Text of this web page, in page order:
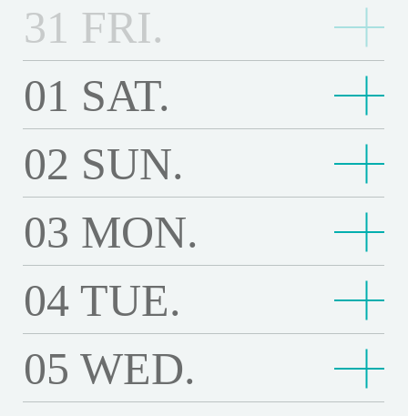
a
n
t
B
e
s
v
s
i
n
）
典
數
位
修
復
e
s
m
p
r
o
r
T
W
d
e
s
h
e
W
o
r
l
d
o
f
L
o
e
之
夏
T
h
e
W
o
n
d
e
r
Third floor
香
巴
拉
物
語
S
m
a
S
t
19:00
Third floor
I
R
I
蜂
蜜
之
夏
T
h
e
W
o
n
d
e
r
蜂蜜之夏 The Wonders
16:50
Third floor
入
侵
腦
細
胞
4
復
e
19:20
Third floor
蜂
蜜
夏
T
e
W
o
n
d
e
r
s
蜂蜜之夏 The Wonders
14:00
香
巴
拉
物
語
S
h
a
m
b
h
a
香巴拉物語 Shambhala Story
16:30
Third floor
雁
之
寺
4
K
修
h
n）
19:00
31 FRI.
這
年
天
，
之
尋
謎
R
o
m
e
r
i
這年夏天，愛之尋謎 Romeria
14:00
蜂
蜜
之
夏
T
h
e
W
o
n
d
蜂蜜之夏 The Wonders
16:30
Third floor
巴
西
B
r
a
z
19:00
Third floor
01 SAT.
藝
妓
記
4
修
復
A
G
e
i
藝妓日記 4K修復 A Geisha's Diary 4K version）
14:00
雁
之
寺
4
K
修
復
T
雁之寺 4K修復 The Temple of Wild Geese 4K versio
n）
16:50
Third floor
魯
冰
魯冰花（數位修復版）The Dull-Ice Flower
19:10
02 SUN.
安
詳
獸
4
修
復
E
安詳之獸 4K修復 Elegant Beast 4K version）
16:30
樂
來
越
愛
你
樂來越愛你 La La Land
19:00
Third floor
03 MON.
04 TUE.
書
店
書店裡的影像詩：生活不在他方 Poetries from the book
stores :Here I belong
14:00
05WED.